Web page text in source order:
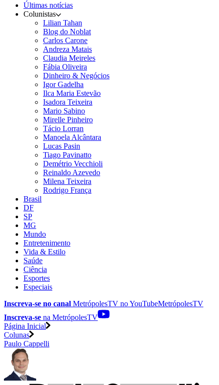
Últimas notícias
Colunistas
Lilian Tahan
Blog do Noblat
Carlos Carone
Andreza Matais
Claudia Meireles
Fábia Oliveira
Dinheiro & Negócios
Igor Gadelha
Ilca Maria Estevão
Isadora Teixeira
Mario Sabino
Mirelle Pinheiro
Tácio Lorran
Manoela Alcântara
Lucas Pasin
Tiago Pavinatto
Demétrio Vecchioli
Reinaldo Azevedo
Milena Teixeira
Rodrigo França
Brasil
DF
SP
MG
Mundo
Entretenimento
Vida & Estilo
Saúde
Ciência
Esportes
Especiais
Inscreva-se no canal MetrópolesTV noYouTubeMetrópolesTV
Inscreva-se na MetrópolesTV
Página Inicial
Colunas
Paulo Cappelli